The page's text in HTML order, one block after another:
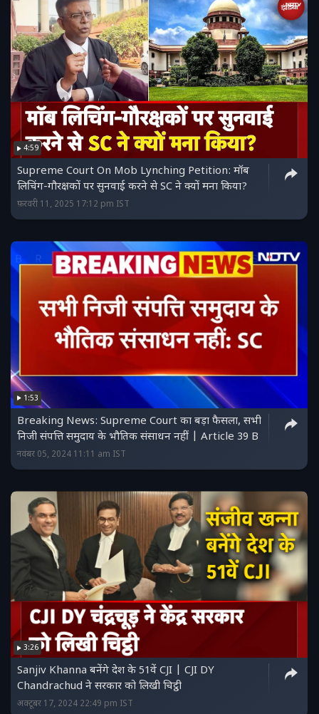
4:59
Supreme Court On Mob Lynching Petition: मॉब
लिचिंग-गौरक्षकों पर सुनवाई करने से SC ने क्यों मना किया?
फ़रवरी 11, 2025 17:12 pm IST
1:53
Breaking News: Supreme Court का बड़ा फैसला, सभी
निजी संपत्ति समुदाय के भौतिक संसाधन नहीं | Article 39 B
नवंबर 05, 2024 11:11 am IST
3:26
Sanjiv Khanna बनेंगे देश के 51वें CJI | CJI DY
Chandrachud ने सरकार को लिखी चिट्ठी
अक्टूबर 17, 2024 22:49 pm IST